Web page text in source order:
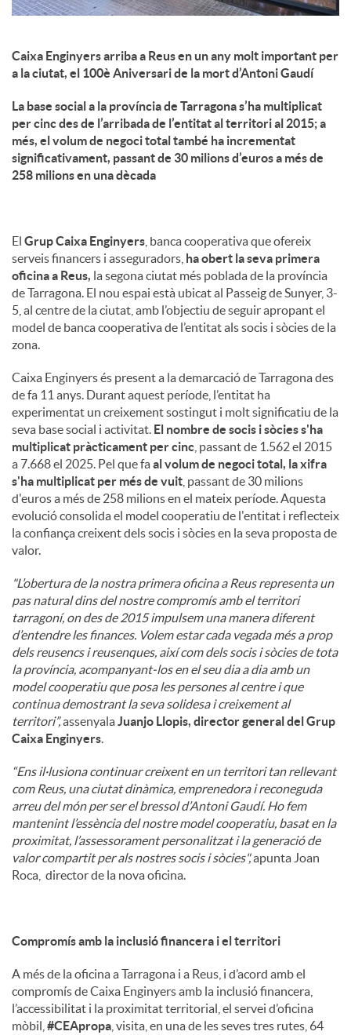
Caixa Enginyers arriba a Reus en un any molt important per
a la ciutat, el 100è Aniversari de la mort d’Antoni Gaudí
La base social a la província de Tarragona s’ha multiplicat
per cinc des de l’arribada de l’entitat al territori al 2015; a
més, el volum de negoci total també ha incrementat
significativament, passant de 30 milions d’euros a més de
258 milions en una dècada
El Grup Caixa Enginyers , banca cooperativa que ofereix
serveis financers i asseguradors, ha obert la seva primera
oficina a Reus, la segona ciutat més poblada de la província
de Tarragona. El nou espai està ubicat al Passeig de Sunyer, 3-
5, al centre de la ciutat, amb l’objectiu de seguir apropant el
model de banca cooperativa de l’entitat als socis i sòcies de la
zona.
Caixa Enginyers és present a la demarcació de Tarragona des
de fa 11 anys. Durant aquest període, l’entitat ha
experimentat un creixement sostingut i molt significatiu de la
seva base social i activitat. El nombre de socis i sòcies s'ha
multiplicat pràcticament per cinc , passant de 1.562 el 2015
a 7.668 el 2025. Pel que faal volum de negoci total, la xifra
s'ha multiplicat per més de vuit , passant de 30 milions
d'euros a més de 258 milions en el mateix període. Aquesta
evolució consolida el model cooperatiu de l'entitat i reflecteix
la confiança creixent dels socis i sòcies en la seva proposta de
valor.
"L’obertura de la nostra primera oficina a Reus representa un
pas natural dins del nostre compromís amb el territori
tarragoní, on des de 2015 impulsem una manera diferent
d’entendre les finances. Volem estar cada vegada més a prop
dels reusencs i reusenques, així com dels socis i sòcies de tota
la província, acompanyant-los en el seu dia a dia amb un
model cooperatiu que posa les persones al centre i que
continua demostrant la seva solidesa i creixement al
territori”,assenyalaJuanjo Llopis, director general del Grup
Caixa Enginyers.
“Ens il·lusiona continuar creixent en un territori tan rellevant
com Reus, una ciutat dinàmica, emprenedora i reconeguda
arreu del món per ser el bressol d’Antoni Gaudí. Ho fem
mantenint l’essència del nostre model cooperatiu, basat en la
proximitat, l’assessorament personalitzat i la generació de
valor compartit per als nostres socis i sòcies",apunta Joan
Roca, director de la nova oficina.
Compromís amb la inclusió financera i el territori
A més de la oficina a Tarragona i a Reus, i d’acord amb el
compromís de Caixa Enginyers amb la inclusió financera,
l’accessibilitat i la proximitat territorial, el servei d’oficina
mòbil, #CEApropa , visita, en una de les seves tres rutes, 64